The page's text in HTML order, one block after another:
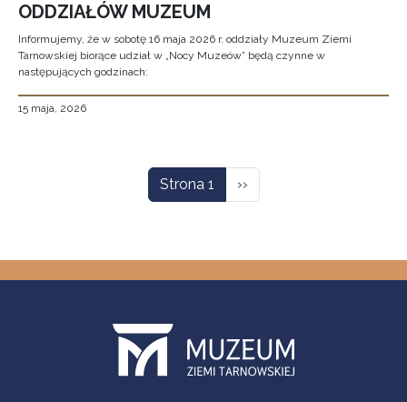
ODDZIAŁÓW MUZEUM
Informujemy, że w sobotę 16 maja 2026 r. oddziały Muzeum Ziemi
Tarnowskiej biorące udział w „Nocy Muzeów” będą czynne w
następujących godzinach:
15 maja, 2026
Strona 1 Następna strona
››